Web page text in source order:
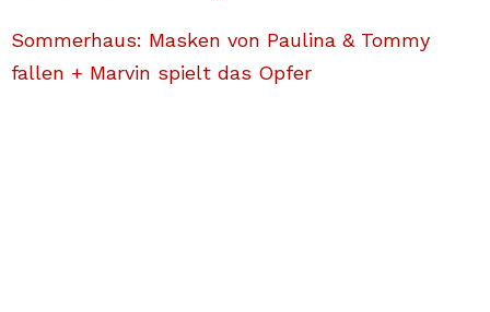
Sommerhaus: Masken von Paulina & Tommy
fallen + Marvin spielt das Opfer